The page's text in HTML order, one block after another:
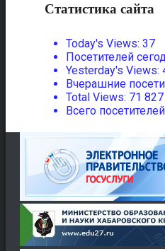
Статистика сайта
Today's Views: 37
Посетителей
Yesterday's Views:
Вчерашние
Total Views: 71 827
Всего